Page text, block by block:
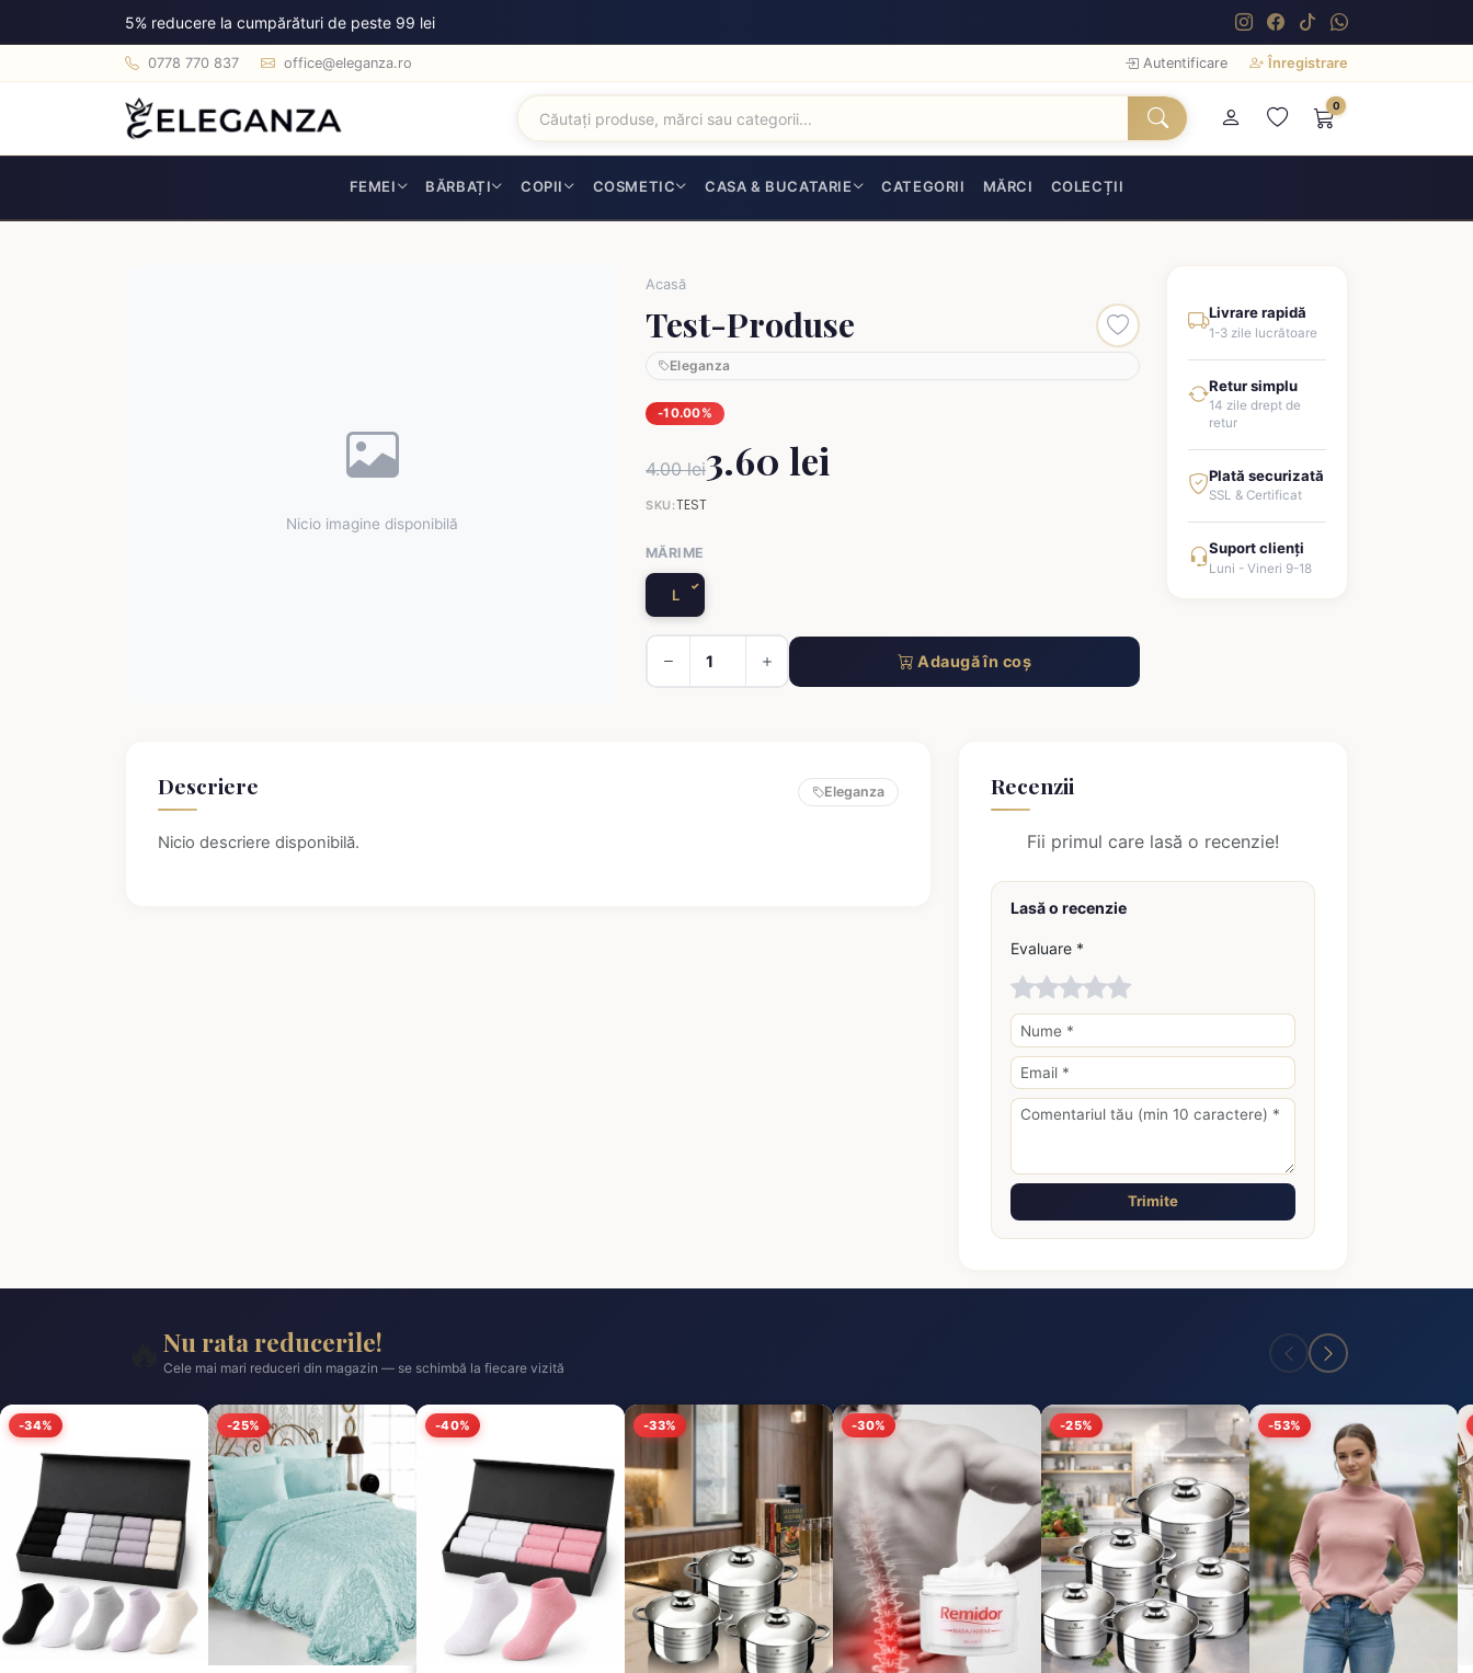
5% reducere la cumpărături de peste 99 lei
0778 770 837 office@eleganza.ro Autentificare Înregistrare
0
FEMEI BĂRBAȚI COPII COSMETIC CASA & BUCATARIE CATEGORII MĂRCI COLECȚII
Nicio imagine disponibilă
Acasă
Test-Produse
Eleganza
-10.00%
4.00 lei3.60 lei
SKU:TEST
MĂRIME
L
Adaugă în coș
Livrare rapidă
1-3 zile lucrătoare
Retur simplu
14 zile drept de
retur
Plată securizată
SSL & Certificat
Suport clienți
Luni - Vineri 9-18
Descriere Eleganza
Nicio descriere disponibilă.
Recenzii
Fii primul care lasă o recenzie!
Lasă o recenzie
Evaluare *
Trimite
Nu rata reducerile!
Cele mai mari reduceri din magazin — se schimbă la fiecare vizită
-34% -25% -40% -33% -30% -25% -53%